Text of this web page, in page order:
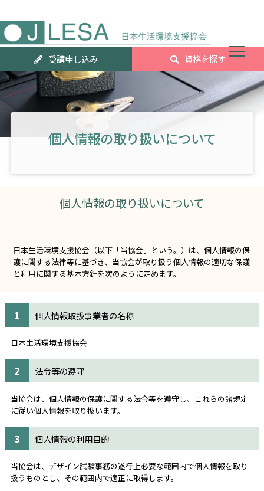
人気資
グ
受講申し込み 資格を探す
個人情報の取り扱いについて
個人情報の取り扱いについて
日本生活環境支援協会（以下「当協会」という。）は、個人情報の保
護に関する法律等に基づき、当協会が取り扱う個人情報の適切な保護
と利用に関する基本方針を次のように定めます。
1 個人情報取扱事業者の名称
日本生活環境支援協会
2 法令等の遵守
当協会は、個人情報の保護に関する法令等を遵守し、これらの諸規定
に従い個人情報を取り扱います。
3 個人情報の利用目的
当協会は、デザイン試験事務の遂行上必要な範囲内で個人情報を取り
扱うものとし、その範囲内で適正に取得します。